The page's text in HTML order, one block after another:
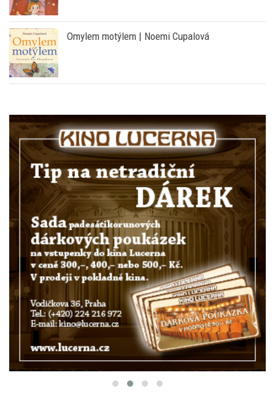
Omylem motýlem | Noemi Cupalová